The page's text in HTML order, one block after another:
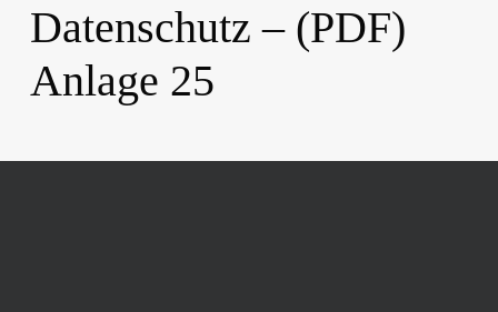
Datenschutz – (PDF)
Anlage 25